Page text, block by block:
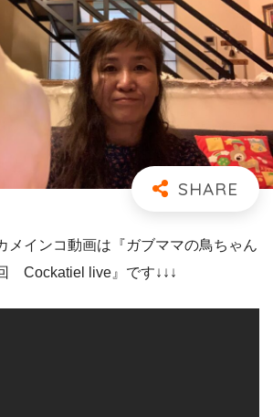
メインコ動画は『ガブママの鳥ちゃん
Cockatiel live』です↓↓↓